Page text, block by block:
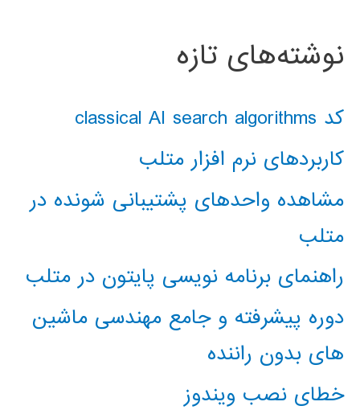
نوشته‌های تازه
کد classical AI search algorithms
کاربردهای نرم افزار متلب
مشاهده واحدهای پشتیبانی شونده در
متلب
راهنمای برنامه نویسی پایتون در متلب
دوره پیشرفته و جامع مهندسی ماشین
های بدون راننده
خطای نصب ویندوز